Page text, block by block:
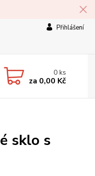
Přihlášení
0 ks
za 0,00 Kč
sklo s